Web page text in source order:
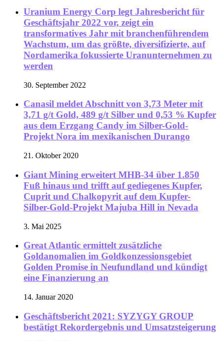
Uranium Energy Corp legt Jahresbericht für
Geschäftsjahr 2022 vor, zeigt ein
transformatives Jahr mit branchenführendem
Wachstum, um das größte, diversifizierte, auf
Nordamerika fokussierte Uranunternehmen zu
werden
30. September 2022
Canasil meldet Abschnitt von 3,73 Meter mit
3,71 g/t Gold, 489 g/t Silber und 0,53 % Kupfer
aus dem Erzgang Candy im Silber-Gold-
Projekt Nora im mexikanischen Durango
21. Oktober 2020
Giant Mining erweitert MHB-34 über 1.850
Fuß hinaus und trifft auf gediegenes Kupfer,
Cuprit und Chalkopyrit auf dem Kupfer-
Silber-Gold-Projekt Majuba Hill in Nevada
3. Mai 2025
Great Atlantic ermittelt zusätzliche
Goldanomalien im Goldkonzessionsgebiet
Golden Promise in Neufundland und kündigt
eine Finanzierung an
14. Januar 2020
Geschäftsbericht 2021: SYZYGY GROUP
bestätigt Rekordergebnis und Umsatzsteigerung